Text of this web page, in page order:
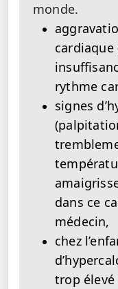
monde.
rythme
signes
dans ce
médecin,
chez
trop élevé